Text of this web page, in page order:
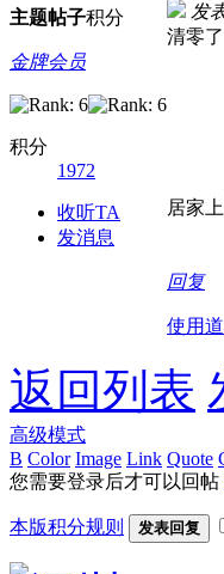
主题帖子积分
金牌会员
积分
1972
收听TA
发消息
发
清零
居家
回复
使用
返回列表
高级模式
B Color Image Link Quote
您需要登录后才可以回帖
本版积分规则 发表回复